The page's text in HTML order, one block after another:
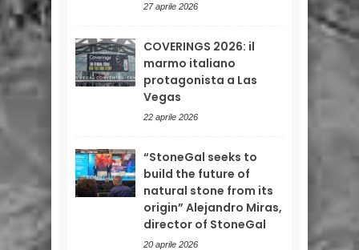
27 aprile 2026
COVERINGS 2026: il
marmo italiano
protagonista a Las
Vegas
22 aprile 2026
“StoneGal seeks to
build the future of
natural stone from its
origin” Alejandro Miras,
director of StoneGal
20 aprile 2026